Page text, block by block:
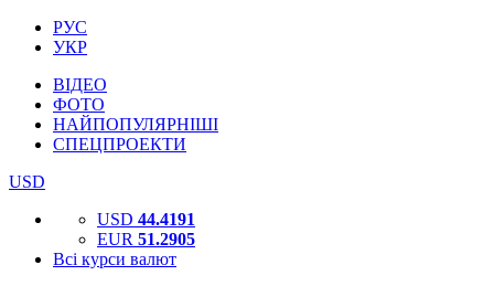
РУС
УКР
ВІДЕО
ФОТО
НАЙПОПУЛЯРНІШІ
СПЕЦПРОЕКТИ
USD
USD 44.4191
EUR 51.2905
Всі курси валют